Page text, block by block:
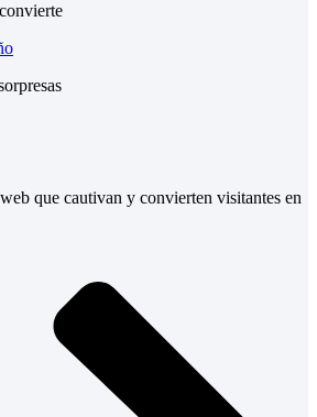
que cautivan y convierten visitantes en